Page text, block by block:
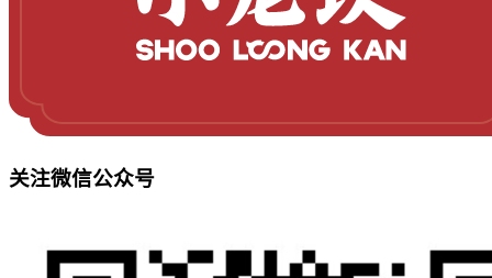
关注微信公众号